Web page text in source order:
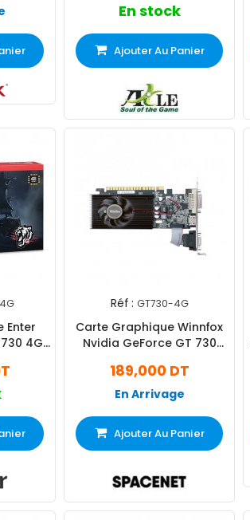
En stock
Ajouter Au Panier
Enter
4Go
Réf : GT730-4G
Carte Graphique Winnfox
Nvidia GeForce GT 730
189,000 DT
En Arrivage
Ajouter Au Panier